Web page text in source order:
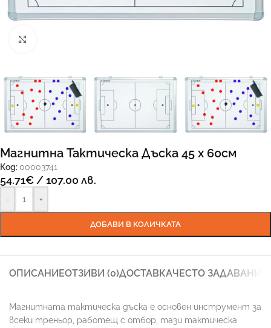
Магнитна Тактическа Дъска 45 х 60см
Код: 00003741
54.71€/ 107.00 лв.
- +
ДОБАВИ В КОЛИЧКАТА
ОПИСАНИЕОТЗИВИ (0)ДОСТАВКАЧЕСТО ЗАДАВАНИ
Магнитната тактическа дъска е основен инструмент за
всеки треньор, работещ с отбор, тази тактическа